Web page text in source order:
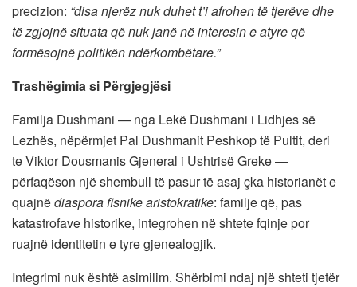
precizion: “disa njerëz nuk duhet t’i afrohen të tjerëve dhe
të zgjojnë situata që nuk janë në interesin e atyre që
formësojnë politikën ndërkombëtare.”
Trashëgimia si Përgjegjësi
Familja Dushmani — nga Lekë Dushmani i Lidhjes së
Lezhës, nëpërmjet Pal Dushmanit Peshkop të Pultit, deri
te Viktor Dousmanis Gjeneral i Ushtrisë Greke —
përfaqëson një shembull të pasur të asaj çka historianët e
quajnëdiaspora fisnike aristokratike: familje që, pas
katastrofave historike, integrohen në shtete fqinje por
ruajnë identitetin e tyre gjenealogjik.
Integrimi nuk është asimilim. Shërbimi ndaj një shteti tjetër